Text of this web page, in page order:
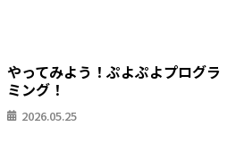
やってみよう！ぷよぷよプログラ
ミング！
2026.05.25